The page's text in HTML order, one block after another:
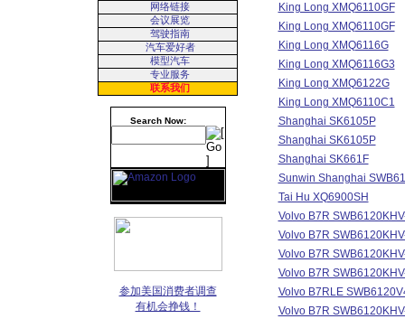
网络链接
会议展览
驾驶指南
汽车爱好者
模型汽车
专业服务
联系我们
Search Now:
参加美国消费者调查
有机会挣钱！
King Long XMQ6110GF
King Long XMQ6110GF
King Long XMQ6116G
King Long XMQ6116G3
King Long XMQ6122G
King Long XMQ6110C1
Shanghai SK6105P
Shanghai SK6105P
Shanghai SK661F
Sunwin Shanghai
Tai Hu XQ6900SH
Volvo B7R
Volvo B7R
Volvo B7R
Volvo B7R
Volvo B7RLE
Volvo B7R